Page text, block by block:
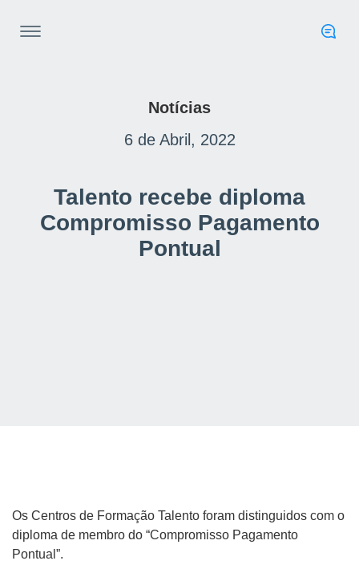
Notícias
6 de Abril, 2022
Talento recebe diploma
Compromisso Pagamento
Pontual
Os Centros de Formação Talento foram distinguidos com o
diploma de membro do “Compromisso Pagamento
Pontual”.